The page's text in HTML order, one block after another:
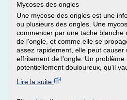
Mycoses des ongles
Une mycose des ongles est une
ou plusieurs des ongles. Une
commencer par une tache blanche
de l'ongle, et comme elle se
assez rapidement, elle peut causer
effritement de l'ongle. Un problème
potentiellement douloureux, qu'il
Lire la suite